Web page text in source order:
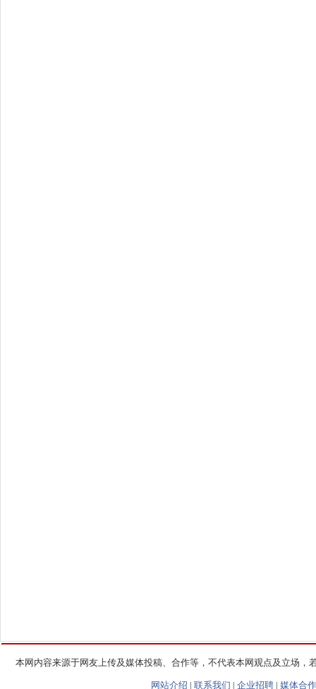
本网内容来源于网友上传及媒体投稿、合作等，不代表本网观点及立场
网站介绍 | 联系我们 | 企业招聘 | 媒体合作